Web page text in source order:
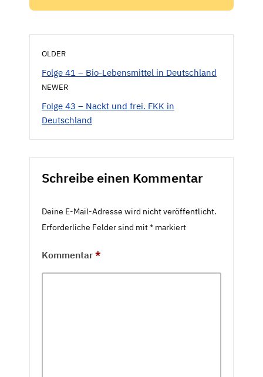
OLDER
Folge 41 – Bio-Lebensmittel in Deutschland
NEWER
Folge 43 – Nackt und frei. FKK in
Deutschland
Schreibe einen Kommentar
Deine E-Mail-Adresse wird nicht veröffentlicht.
Erforderliche Felder sind mit* markiert
Kommentar *